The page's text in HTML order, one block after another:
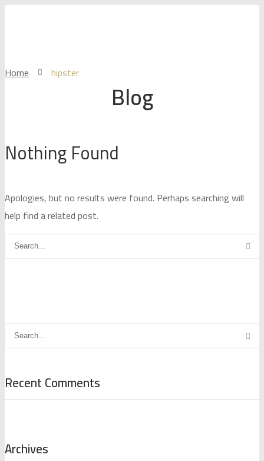
Home hipster
Blog
Nothing Found
Apologies, but no results were found. Perhaps searching will
help find a related post.
Recent Comments
Archives